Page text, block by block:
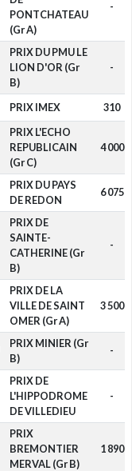
PONTCHATEAU
(Gr A)
-
PRIX DU PMU LE
LION D'OR (Gr
B)
-
PRIX IMEX 310
PRIX L'ECHO
REPUBLICAIN
(Gr C)
4 000
PRIX DU PAYS
DE REDON
6 075
PRIX DE
SAINTE-
CATHERINE (Gr
B)
-
PRIX DE LA
VILLE DE SAINT
OMER (Gr A)
3 500
PRIX MINIER (Gr
B)
-
PRIX DE
L'HIPPODROME
DE VILLEDIEU
-
PRIX
BREMONTIER
MERVAL (Gr B)
1 890